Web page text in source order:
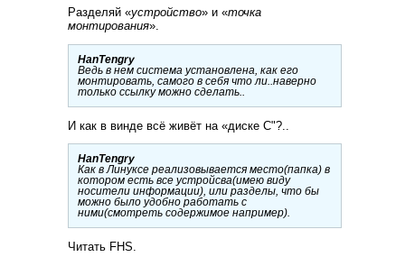
Разделяй «устройство» и «точка
монтирования».
HanTengry
Ведь в нем система установлена, как его
монтировать, самого в себя что ли..наверно
только ссылку можно сделать..
И как в винде всё живёт на «диске С"?..
HanTengry
Как в Линуксе реализовывается место(папка) в
котором есть все устройсва(имею виду
носители информации), или разделы, что бы
можно было удобно работать с
ними(смотреть содержимое например).
Читать FHS.